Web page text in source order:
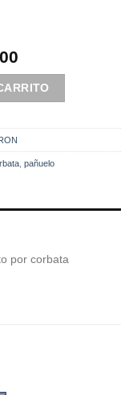
precio
actual
es:
$60.000.
cantidad
, pañuelo
por corbata